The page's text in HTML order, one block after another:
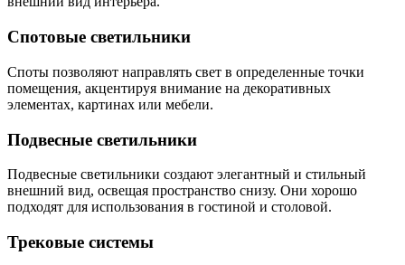
Спотовые светильники
Споты позволяют направлять свет в определенные точки
помещения, акцентируя внимание на декоративных
элементах, картинах или мебели.
Подвесные светильники
Подвесные светильники создают элегантный и стильный
внешний вид, освещая пространство снизу. Они хорошо
подходят для использования в гостиной и столовой.
Трековые системы